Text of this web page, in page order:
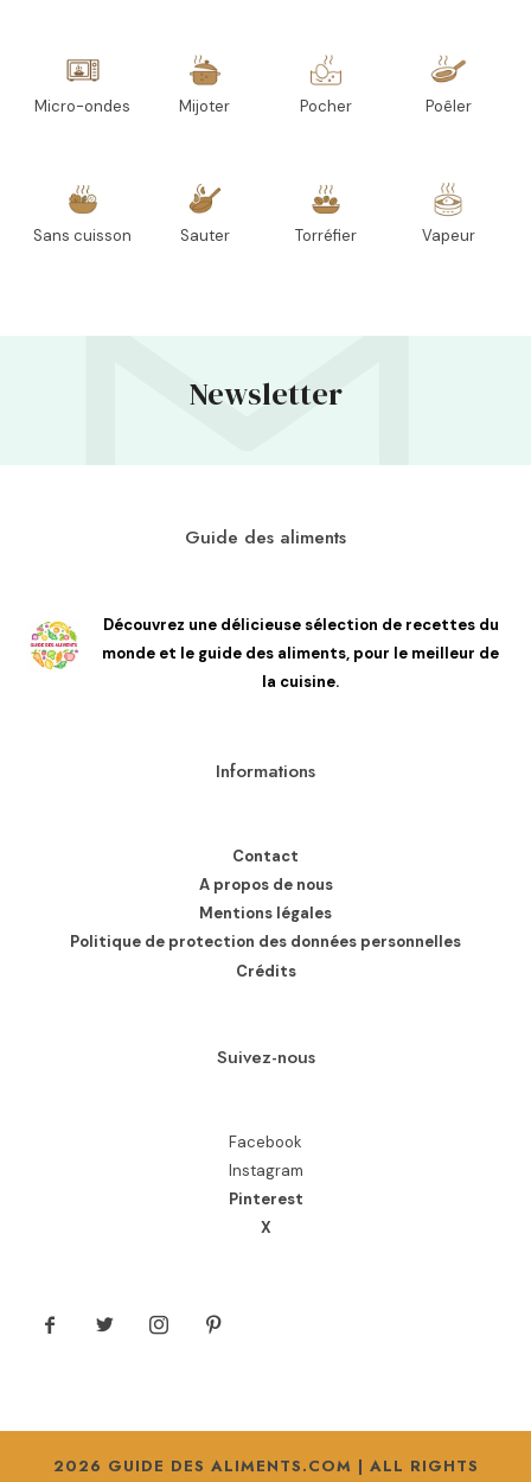
Micro-ondes Mijoter Pocher Poêler
Sans cuisson Sauter Torréfier Vapeur
Newsletter
Guide des aliments
Découvrez une délicieuse sélection de recettes du
monde et le guide des aliments, pour le meilleur de
la cuisine.
Informations
Contact
A propos de nous
Mentions légales
Politique de protection des données personnelles
Crédits
Suivez-nous
Facebook
Instagram
Pinterest
X
2026 GUIDE DES ALIMENTS.COM | ALL RIGHTS